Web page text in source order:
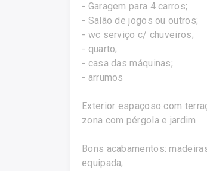
- Garagem para 4 carros;
- Salão de jogos ou outros;
- wc serviço c/ chuveiros;
- quarto;
- casa das máquinas;
- arrumos
Exterior espaçoso com
zona com pérgola e jardim
Bons acabamentos:
equipada;